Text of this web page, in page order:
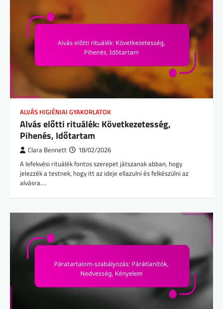
ALVÁS HIGIÉNIAI GYAKORLATOK
Alvás előtti rituálék: Következetesség,
Pihenés, Időtartam
Clara Bennett 18/02/2026
A lefekvési rituálék fontos szerepet játszanak abban, hogy
jelezzék a testnek, hogy itt az ideje ellazulni és felkészülni az
alvásra.…